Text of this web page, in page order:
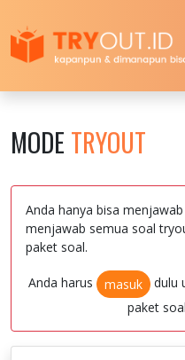
MODE TRYOUT
Anda hanya bisa
menjawab semua soal
paket soal.
Anda harus masuk
dulu
paket